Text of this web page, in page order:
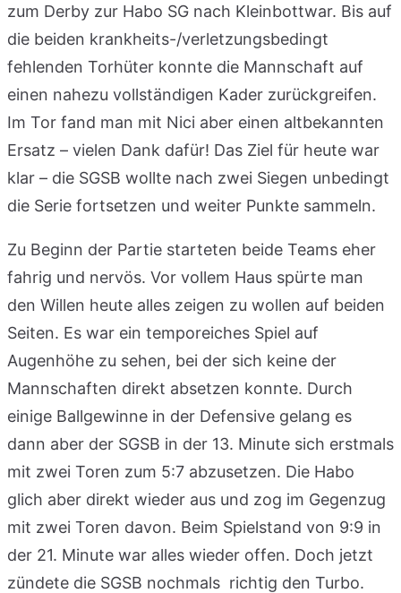
zum Derby zur Habo SG nach Kleinbottwar. Bis auf
die beiden krankheits-/verletzungsbedingt
fehlenden Torhüter konnte die Mannschaft auf
einen nahezu vollständigen Kader zurückgreifen.
Im Tor fand man mit Nici aber einen altbekannten
Ersatz – vielen Dank dafür! Das Ziel für heute war
klar – die SGSB wollte nach zwei Siegen unbedingt
die Serie fortsetzen und weiter Punkte sammeln.
Zu Beginn der Partie starteten beide Teams eher
fahrig und nervös. Vor vollem Haus spürte man
den Willen heute alles zeigen zu wollen auf beiden
Seiten. Es war ein temporeiches Spiel auf
Augenhöhe zu sehen, bei der sich keine der
Mannschaften direkt absetzen konnte. Durch
einige Ballgewinne in der Defensive gelang es
dann aber der SGSB in der 13. Minute sich erstmals
mit zwei Toren zum 5:7 abzusetzen. Die Habo
glich aber direkt wieder aus und zog im Gegenzug
mit zwei Toren davon. Beim Spielstand von 9:9 in
der 21. Minute war alles wieder offen. Doch jetzt
zündete die SGSB nochmals richtig den Turbo.